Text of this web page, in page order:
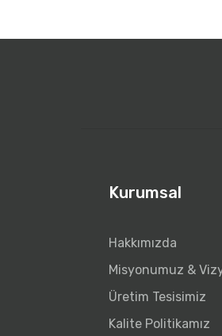
Kurumsal
Hakkımızda
Misyonumuz &
Üretim Tesisimiz
Kalite Politikamız